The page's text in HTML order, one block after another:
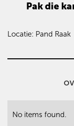
Pak die
Locatie: Pand Raak
No items found.